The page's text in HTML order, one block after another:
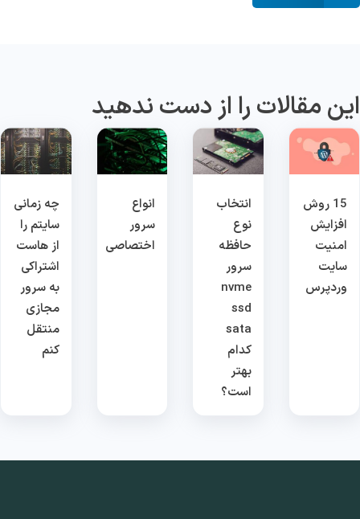
مقالات را از دست ندهید
15 روش
افزایش
امنیت
سایت
وردپرس
انتخاب
نوع
حافظه
سرور
nvme
ssd
sata
کدام
بهتر
است؟
انواع
سرور
اختصاصی
چه زمانی
سایتم را
از هاست
اشتراکی
به سرور
مجازی
منتقل
کنم